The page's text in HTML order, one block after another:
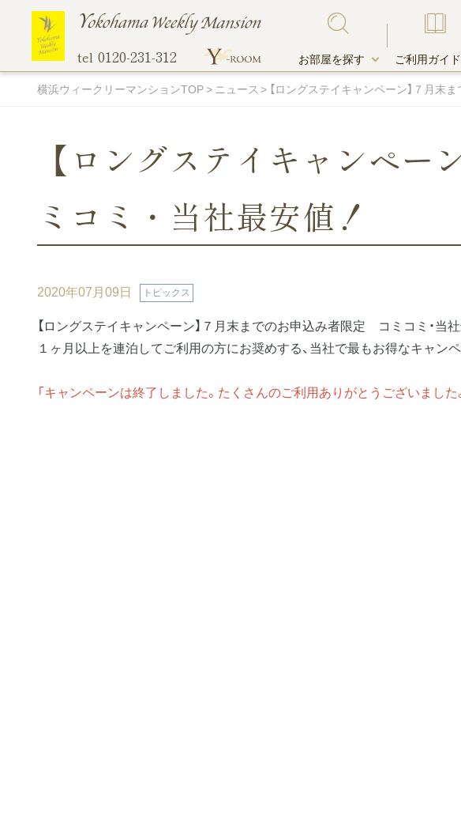
tel 0120-231-312 お部屋を探す ご利用ガイド
ペットと一緒に住める物件
超大型プレミアム物件
間取りの広い部屋
バス・トイレ別
フィットネスジム付き
伊勢佐木町エリア
関内エリア
阪東橋エリア
石川町エリア
上大岡エリア
マンスリー料金表
トランクルーム
横浜ウィークリーマンションTOP ニュース 【ロングステイキャンペーン】７月末
【ロングステイキャンペ
ミコミ・当社最安値！
2020年07月09日 トピックス
【ロングステイキャンペーン】７月末までのお申込み者限定 コミコミ・当社
１ヶ月以上を連泊してご利用の方にお奨めする、当社で最もお得なキャン
「キャンペーンは終了しました。たくさんのご利用ありがとうございました